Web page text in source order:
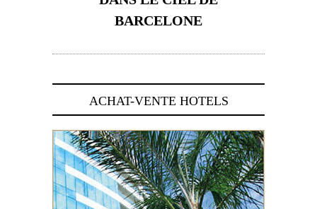
BARCELONE
ACHAT-VENTE HOTELS